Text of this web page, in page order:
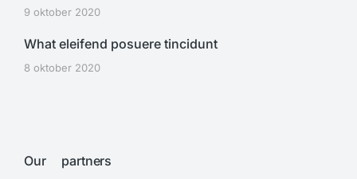
9 oktober 2020
What eleifend posuere tincidunt
8 oktober 2020
Our partners